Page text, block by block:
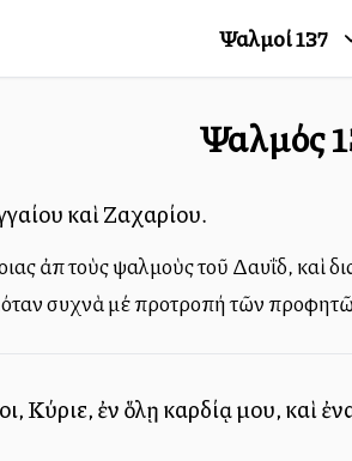
Ψαλμοί137
Ψαλμός
καὶ Ζαχαρίου.
ἀπὸ τοὺς ψαλμοὺς τοῦ Δαυΐδ,
συχνὰ μέ προτροπή τῶν
Κύριε, ἐν ὅλῃ καρδίᾳ μου, καὶ